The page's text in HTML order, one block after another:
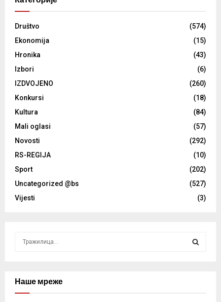
Društvo
(574)
Ekonomija
(15)
Hronika
(43)
Izbori
(6)
IZDVOJENO
(260)
Konkursi
(18)
Kultura
(84)
Mali oglasi
(57)
Novosti
(292)
RS-REGIJA
(10)
Sport
(202)
Uncategorized @bs
(527)
Vijesti
(3)
cНаше мреже